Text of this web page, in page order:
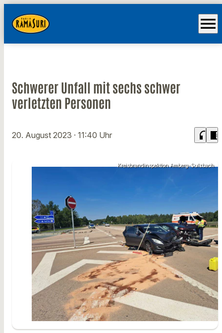
menu
Schwerer Unfall mit sechs schwer
verletzten Personen
20. August 2023 · 11:40 Uhr headphones chrome_reader_mode
Kreisbrandinspektion Amberg-Sulzbach